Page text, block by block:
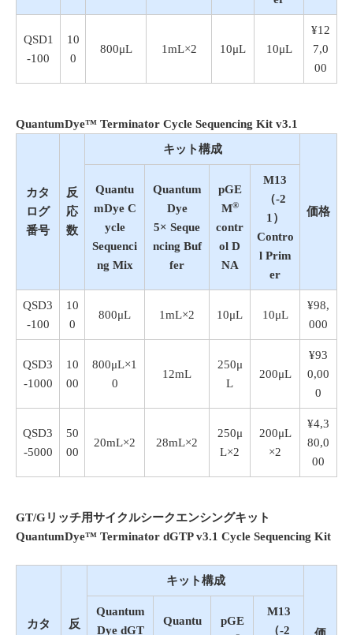
QSD1
-100
10
0
800μL 1mL×2 10μL 10μL
¥12
7,0
00
QuantumDye™ Terminator Cycle Sequencing Kit v3.1
カタ
ログ
番号
反
応
数
キット構成
価格
Quantu
mDye C
ycle
Sequenci
ng Mix
Quantum
Dye
5× Seque
ncing Buf
fer
pGE
M®
contr
ol D
NA
M13
（-2
1）
Contro
l Prim
er
QSD3
-100
10
0
800μL 1mL×2 10μL 10μL
¥98,
000
QSD3
-1000
10
00
800μL×1
0
12mL
250μ
L
200μL
¥93
0,00
0
QSD3
-5000
50
00
20mL×2 28mL×2
250μ
L×2
200μL
×2
¥4,3
80,0
00
GT/Gリッチ用サイクルシークエンシングキット
QuantumDye™ Terminator dGTPv3.1 Cycle Sequencing Kit
カタ
反
キット構成
Quantum
Dye dGT
Quantu
pGE
M13
（-2